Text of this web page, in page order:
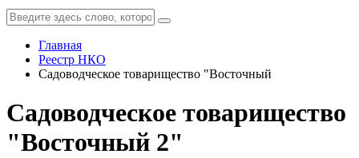
Главная
Реестр НКО
Садоводческое товарищество "Восточный
Садоводческое товарищество
"Восточный 2"